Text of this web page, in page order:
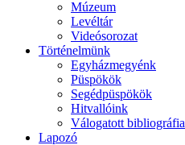
Múzeum
Levéltár
Videósorozat
Történelmünk
Egyházmegyénk
Püspökök
Segédpüspökök
Hitvallóink
Válogatott bibliográfia
Lapozó